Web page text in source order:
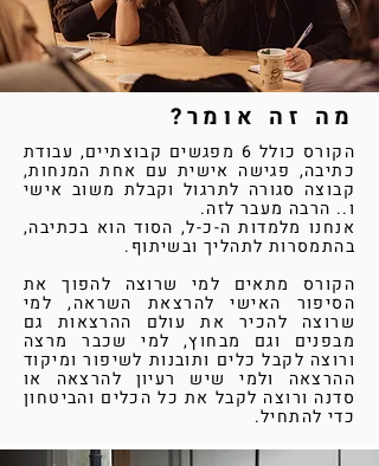
הקורס כולל 6 מפגשים קבוצתיים, עבודת
כתיבה, פגישה אישית עם אחת המנחות,
קבוצה סגורה לתרגול וקבלת משוב אישי
ו.. הרבה מעבר לזה.
אנחנו מלמדות ה-כ-ל, הסוד הוא בכתיבה,
בהתמסרות לתהליך ובשיתוף.
הקורס מתאים למי שרוצה להפוך את
הסיפור האישי להרצאת השראה, למי
שרוצה להכיר את עולם ההרצאות גם
מבפנים וגם מבחוץ, למי שכבר מרצה
ורוצה לקבל כלים ותובנות לשיפור ומיקוד
ההרצאה ולמי שיש רעיון להרצאה או
סדנה ורוצה לקבל את כל הכלים והביטחון
כדי להתחיל.
מה זה אומר?